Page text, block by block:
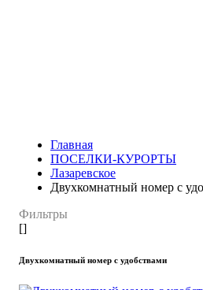
Главная
ПОСЕЛКИ-КУРОРТЫ
Лазаревское
Двухкомнатный номер с
Фильтры
[]
Двухкомнатный номер с удобствами